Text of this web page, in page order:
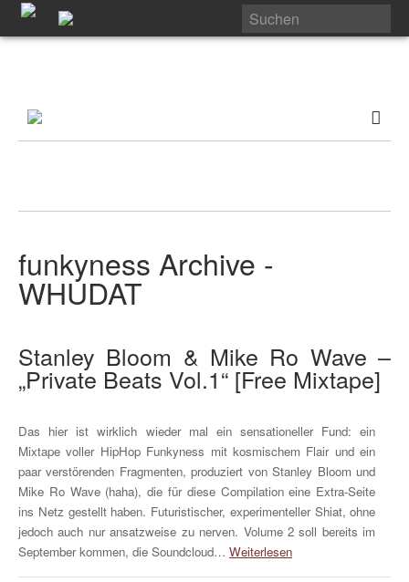
funkyness Archive -
WHUDAT
Stanley Bloom & Mike Ro Wave –
„Private Beats Vol.1“ [Free Mixtape]
Das hier ist wirklich wieder mal ein sensationeller Fund: ein
Mixtape voller HipHop Funkyness mit kosmischem Flair und ein
paar verstörenden Fragmenten, produziert von Stanley Bloom und
Mike Ro Wave (haha), die für diese Compilation eine Extra-Seite
ins Netz gestellt haben. Futuristischer, experimenteller Shiat, ohne
jedoch auch nur ansatzweise zu nerven. Volume 2 soll bereits im
September kommen, die Soundcloud… Weiterlesen